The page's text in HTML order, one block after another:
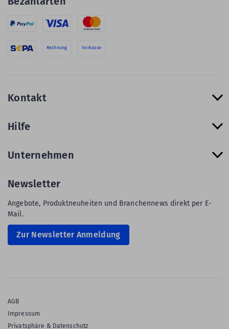
Rechnung Vorkasse
Kontakt
Hilfe
Unternehmen
Newsletter
Angebote, Produktneuheiten und Branchennews direkt per E-
Mail.
Zur Newsletter Anmeldung
AGB
Impressum
Privatsphäre & Datenschutz